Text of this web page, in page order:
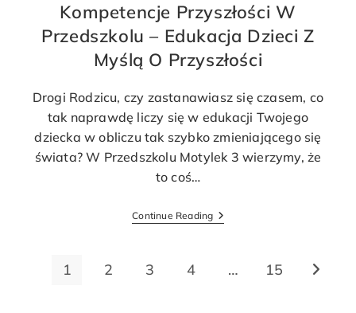
Kompetencje Przyszłości W
Przedszkolu – Edukacja Dzieci Z
Myślą O Przyszłości
Drogi Rodzicu, czy zastanawiasz się czasem, co
tak naprawdę liczy się w edukacji Twojego
dziecka w obliczu tak szybko zmieniającego się
świata? W Przedszkolu Motylek 3 wierzymy, że
to coś…
Continue Reading
1 2 3 4 … 15